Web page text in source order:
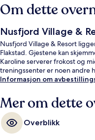
Om dette
Nusfjord Village &
Nusfjord Village & Resort
Flakstad. Gjestene kan
Karoline serverer frokost og
treningssenter er noen andre
Informasjon om
Mer om dette
Overblikk